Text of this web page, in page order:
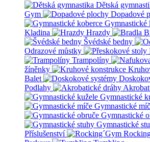
Dětská
Gym
Dopadové
Gymnastické
Kladina
Hrazdy
Švédské bedny
Odrazové můstky
Trampolíny
žíněnky
Balet
Podlahy
Gymnastické
Gymnastické
Gymnastické
Gymnastické
Příslušenství